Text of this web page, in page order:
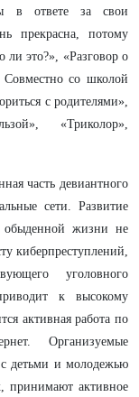
в ответе за свои
прекрасна, потому
ли это?», «Разговор о
со школой
с родителями»,
«Триколор»,
часть девиантного
сети. Развитие
обыденной жизни не
киберпреступлений,
уголовного
к высокому
активная работа по
Организуемые
с детьми и молодежью
принимают активное